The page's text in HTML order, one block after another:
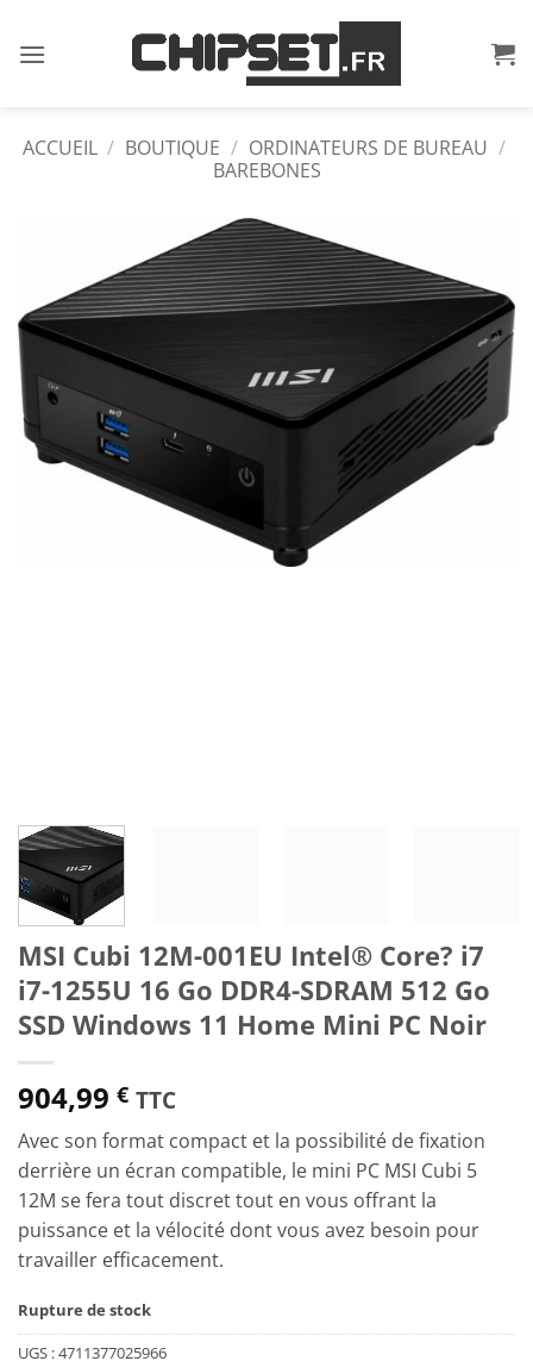
au
ACCUEIL / BOUTIQUE / ORDINATEURS DE BUREAU /
BAREBONES
MSI Cubi 12M-001EU Intel® Core? i7
i7-1255U 16 Go DDR4-SDRAM 512 Go
SSD Windows 11 Home Mini PC Noir
904,99 € TTC
Avec son format compact et la possibilité de fixation
derrière un écran compatible, le mini PC MSI Cubi 5
12M se fera tout discret tout en vous offrant la
puissance et la vélocité dont vous avez besoin pour
travailler efficacement.
Rupture de stock
UGS :4711377025966